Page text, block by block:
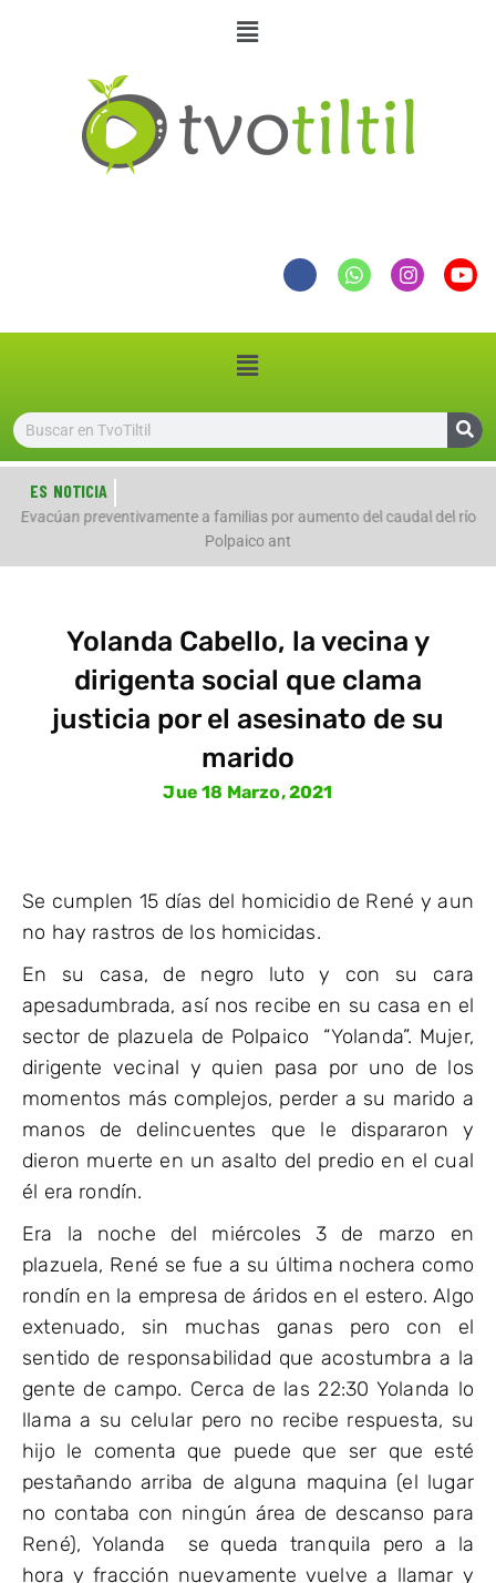
ES NOTICIA
Evacúan preventivamente a familias por aumento del caudal del río
Polpaico ant
Yolanda Cabello, la vecina y
dirigenta social que clama
justicia por el asesinato de su
marido
Jue 18 Marzo, 2021
Se cumplen 15 días del homicidio de René y aun
no hay rastros de los homicidas.
En su casa, de negro luto y con su cara
apesadumbrada, así nos recibe en su casa en el
sector de plazuela de Polpaico “Yolanda”. Mujer,
dirigente vecinal y quien pasa por uno de los
momentos más complejos, perder a su marido a
manos de delincuentes que le dispararon y
dieron muerte en un asalto del predio en el cual
él era rondín.
Era la noche del miércoles 3 de marzo en
plazuela, René se fue a su última nochera como
rondín en la empresa de áridos en el estero. Algo
extenuado, sin muchas ganas pero con el
sentido de responsabilidad que acostumbra a la
gente de campo. Cerca de las 22:30 Yolanda lo
llama a su celular pero no recibe respuesta, su
hijo le comenta que puede que ser que esté
pestañando arriba de alguna maquina (el lugar
no contaba con ningún área de descanso para
René), Yolanda se queda tranquila pero a la
hora y fracción nuevamente vuelve a llamar y